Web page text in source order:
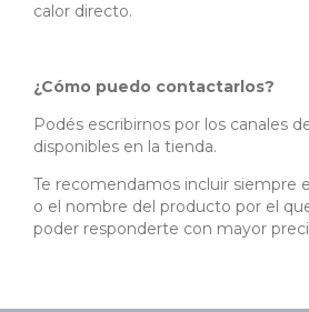
calor directo.
¿Cómo puedo contactarlos?
Podés escribirnos por los canales
disponibles en la tienda.
Te recomendamos incluir siempre
o el nombre del producto por el
poder responderte con mayor